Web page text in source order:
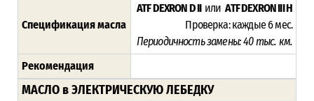
Спецификация масла
ATF DEXRON D II илиATF DEXRON III H
Проверка: каждые 6 мес.
Периодичность замены: 40 тыс. км.
Рекомендация
МАСЛО в ЭЛЕКТРИЧЕСКУЮ ЛЕБЕДКУ